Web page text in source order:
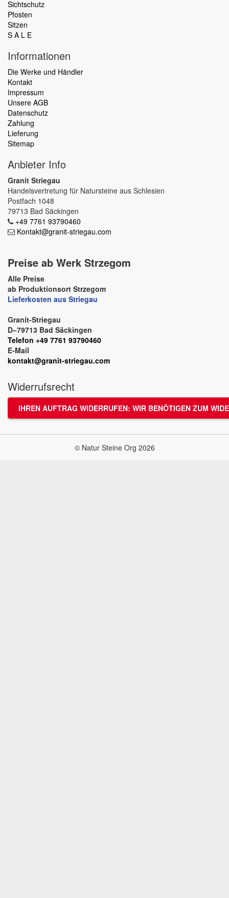
Sichtschutz
Pfosten
Sitzen
S A L E
Informationen
Die Werke und Händler
Kontakt
Impressum
Unsere AGB
Datenschutz
Zahlung
Lieferung
Sitemap
Anbieter Info
Granit Striegau
Handelsvertretung für Natursteine aus Schlesien
Postfach 1048
79713 Bad Säckingen
+49 7761 93790460
Kontakt@granit-striegau.com
Preise ab Werk Strzegom
Alle Preise
ab Produktionsort Strzegom
Lieferkosten aus Striegau
Granit-Striegau
D–79713 Bad Säckingen
Telefon +49 7761 93790460
E-Mail
kontakt@granit-striegau.com
Widerrufsrecht
IHREN AUFTRAG WIDERRUFEN: WIR BENÖTIGEN ZUM
© Natur Steine Org 2026